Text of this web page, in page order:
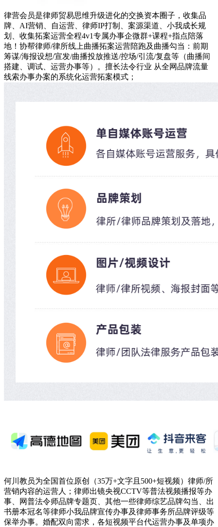
律营会员是律师贸易思维升级进化的交换资本圈子，收集品
牌、AI营销、自运营、律师IP打制、案源渠道、小我成长规
划、收集拓案运营全程4v1专属办事企微群+课程+指点陪落
地！协帮律师/律所线上曲播拓案运营陪跑及曲播勾当：前期
筹谋/海报设想/宣发/曲播投放推送/控场/引流/复盘等（曲播间
搭建、调试、运营办事等）。擅长法令行业 从全网品牌流量
线索办事办案的系统化运营拓案模式；
何川教员为全国首位原创（35万+文字且500+短视频）律师/所
营销内容的运营人；律师出镜央视CCTV等普法视频播报等办
事、网普法令师品牌专题页、其他一些律师综艺品牌勾当、出
书册本冠名等律师小我品牌宣传办事及律师事务所品牌评级等
保举办事。婚配双向需求，各短视频平台代运营办事及单项办